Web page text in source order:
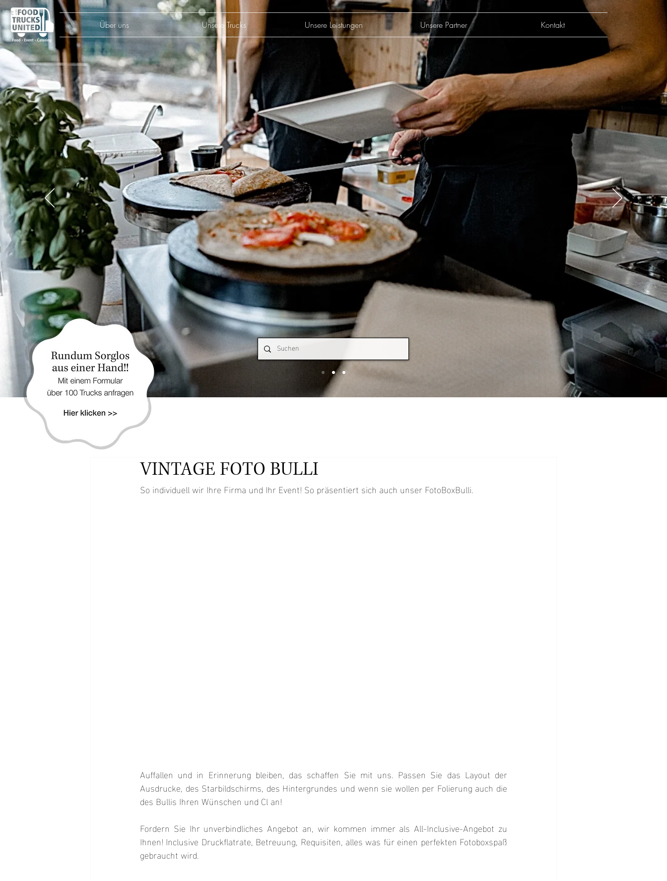
Über uns Unsere Trucks Unsere Leistungen Unsere Partner Kontakt
VINTAGE FOTO BULLI
So individuell wir Ihre Firma und Ihr Event! So präsentiert sich auch unser FotoBoxBulli.
Auffallen und in Erinnerung bleiben, das schaffen Sie mit uns. Passen Sie das Layout der
Ausdrucke, des Starbildschirms, des Hintergrundes und wenn sie wollen per Folierung auch die
des Bullis Ihren Wünschen und Cl an!
Fordern Sie Ihr unverbindliches Angebot an, wir kommen immer als All-Inclusive-Angebot zu
Ihnen! Inclusive Druckflatrate, Betreuung, Requisiten, alles was für einen perfekten Fotoboxspaß
gebraucht wird.